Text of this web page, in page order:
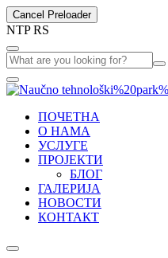
Cancel Preloader
NTP RS
ПОЧЕТНА
О НАМА
УСЛУГЕ
ПРОЈЕКТИ
БЛОГ
ГАЛЕРИЈА
НОВОСТИ
КОНТАКТ